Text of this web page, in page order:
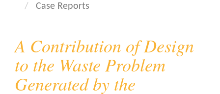
M
i
n
C
Case Reports
A Contribution of Design
to the Waste Problem
Generated by the